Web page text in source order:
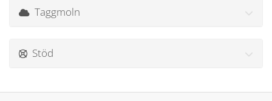
Taggmoln
Stöd